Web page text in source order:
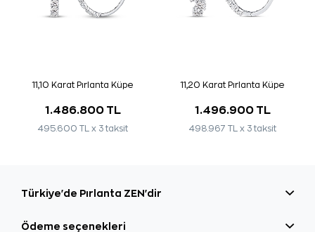
11,10 Karat Pırlanta Küpe
1.486.800 TL
495.600 TL x 3 taksit
11,20 Karat Pırlanta Küpe
1.496.900 TL
498.967 TL x 3 taksit
Türkiye'de Pırlanta ZEN'dir
Ödeme seçenekleri